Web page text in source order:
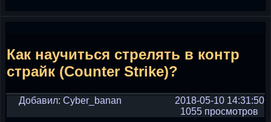
Как научиться стрелять в контр
страйк (Counter Strike)?
Добавил: Cyber_banan
2018-05-10 14:31:50
1055 просмотров